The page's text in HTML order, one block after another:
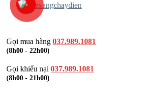
@xexangchaydien
Gọi mua hàng 037.989.1081
(8h00 - 22h00)
Gọi khiếu nại 037.989.1081
(8h00 - 21h00)